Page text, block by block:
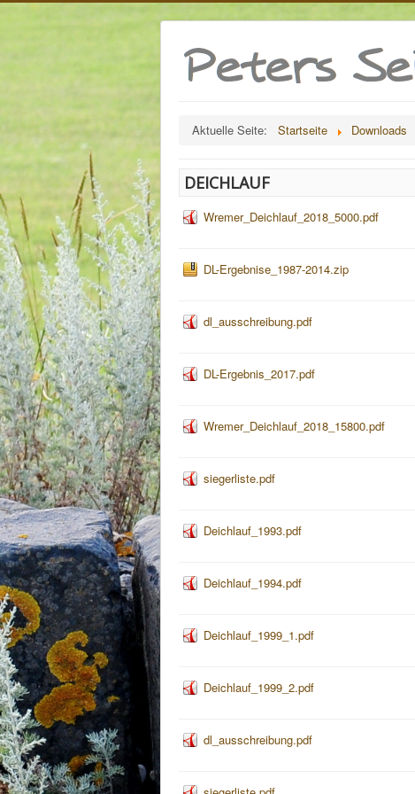
Aktuelle Seite: Startseite Downloads
DEICHLAUF
Wremer_Deichlauf_2018_5000.pdf
DL-Ergebnise_1987-2014.zip
dl_ausschreibung.pdf
DL-Ergebnis_2017.pdf
Wremer_Deichlauf_2018_15800.pdf
siegerliste.pdf
Deichlauf_1993.pdf
Deichlauf_1994.pdf
Deichlauf_1999_1.pdf
Deichlauf_1999_2.pdf
dl_ausschreibung.pdf